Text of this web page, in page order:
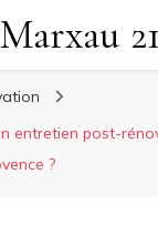
Marxau 21
entretien post-
?